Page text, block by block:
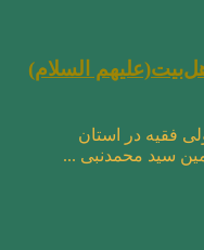
السلام)
فقیه در استان
سید محمدنبی ...